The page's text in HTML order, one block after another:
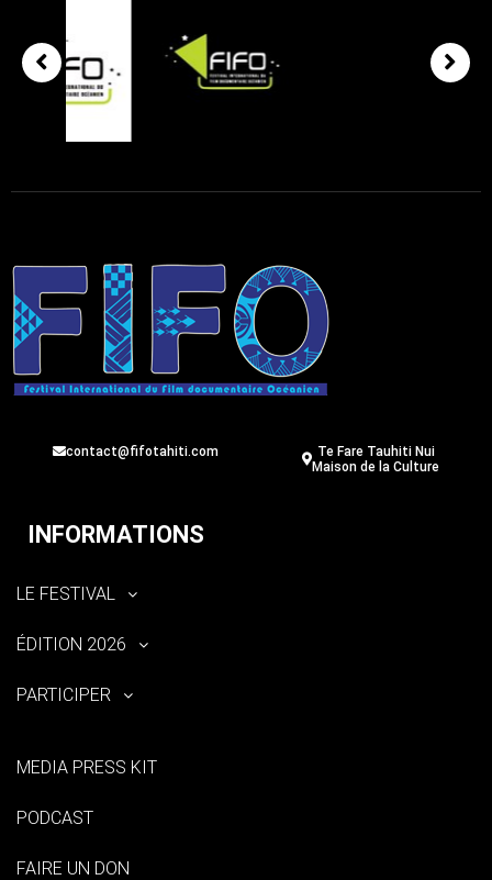
contact@fifotahiti.com
Te Fare Tauhiti Nui
Maison de la Culture
INFORMATIONS
LE FESTIVAL
ÉDITION 2026
PARTICIPER
MEDIA PRESS KIT
PODCAST
FAIRE UN DON